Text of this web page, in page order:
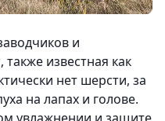
и
, также известная как
нет шерсти, за
на лапах и голове.